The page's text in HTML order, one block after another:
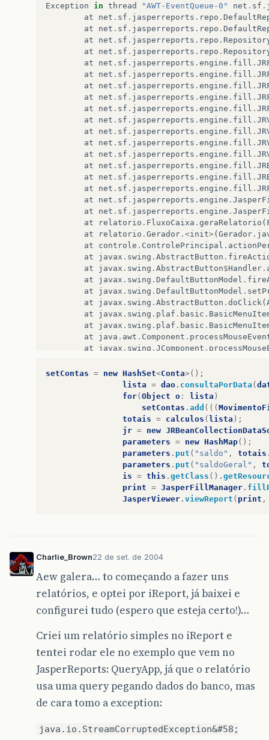
Exception in thread "AWT-EventQueue-0" net . sf .
at
net . sf . jasperreports . repo .
at
net . sf . jasperreports . repo .
at
net . sf . jasperreports . repo .
at
net . sf . jasperreports . repo .
at
net . sf . jasperreports . engine . fill .
at
net . sf . jasperreports . engine . fill .
at
net . sf . jasperreports . engine . fill .
at
net . sf . jasperreports . engine . fill .
at
net . sf . jasperreports . engine . fill .
at
net . sf . jasperreports . engine . fill .
at
net . sf . jasperreports . engine . fill .
at
net . sf . jasperreports . engine . fill .
at
net . sf . jasperreports . engine . fill .
at
net . sf . jasperreports . engine . fill .
at
net . sf . jasperreports . engine . fill .
at
net . sf . jasperreports . engine . fill .
at
net . sf . jasperreports . engine .
at
net . sf . jasperreports . engine .
at
relatorio . FluxoCaixa . geraRelatorio (
at
relatorio . Gerador .<init> (Gerador .
at
controle . ControlePrincipal .
at
javax . swing . AbstractButton .
at
javax . swing . AbstractButton$Handler .
at
javax . swing . DefaultButtonModel .
at
javax . swing . DefaultButtonModel .
at
javax . swing . AbstractButton . doClick (
at
javax . swing . plaf . basic .
at
javax . swing . plaf . basic .
at
java . awt . Component .
at
javax . swing . JComponent .
at
java awt.Container. processEvent
awt.Component.
awt.Container
Component dispatchEvent(
awt.LightweightDispatcher
awt . LightweightDispatcher.
awt.LightweightDispatcher .
awt.Container.
awt.Window dispatchEventImpl
awt . Component.dispatchEvent(
awt .EventQueue.dispatchEvent (
awt.EventDispatchThread .
at java awt EventDispatchThread
at
java.io.ObjectInputStream.
io ObjectInputStream init
at
net.sf .jasperreports. engine. util
at net .sf.jasperreports.repo.
setContas = new HashSet<Conta>();
lista = dao . consultaPorData (
for(Object o : lista )
setContas . add (((
totais = calculos (lista );
jr = new
parameters = new HashMap();
parameters . put ( "saldo" , totais
parameters . put ( "saldoGeral" ,
is = this . getClass () .
print = JasperFillManager .
JasperViewer . viewReport ( print ,
Charlie_Brown22 de set. de 2004
Aew galera… to começando a fazer uns
relatórios, e optei por iReport, já baixei e
configurei tudo (espero que esteja certo!)…
Criei um relatório simples no iReport e
tentei rodar ele no exemplo que vem no
JasperReports: QueryApp, já que o relatório
usa uma query pegando dados do banco, mas
de cara tomo a exception:
java.io.StreamCorruptedException&#58;